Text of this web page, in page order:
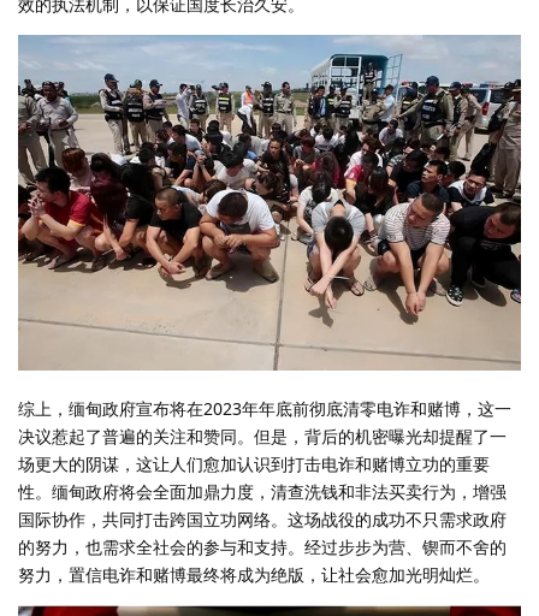
综上，缅甸政府宣布将在2023年年底前彻底清零电诈和赌博，这一
决议惹起了普遍的关注和赞同。但是，背后的机密曝光却提醒了一
场更大的阴谋，这让人们愈加认识到打击电诈和赌博立功的重要
性。缅甸政府将会全面加鼎力度，清查洗钱和非法买卖行为，增强
国际协作，共同打击跨国立功网络。这场战役的成功不只需求政府
的努力，也需求全社会的参与和支持。经过步步为营、锲而不舍的
努力，置信电诈和赌博最终将成为绝版，让社会愈加光明灿烂。